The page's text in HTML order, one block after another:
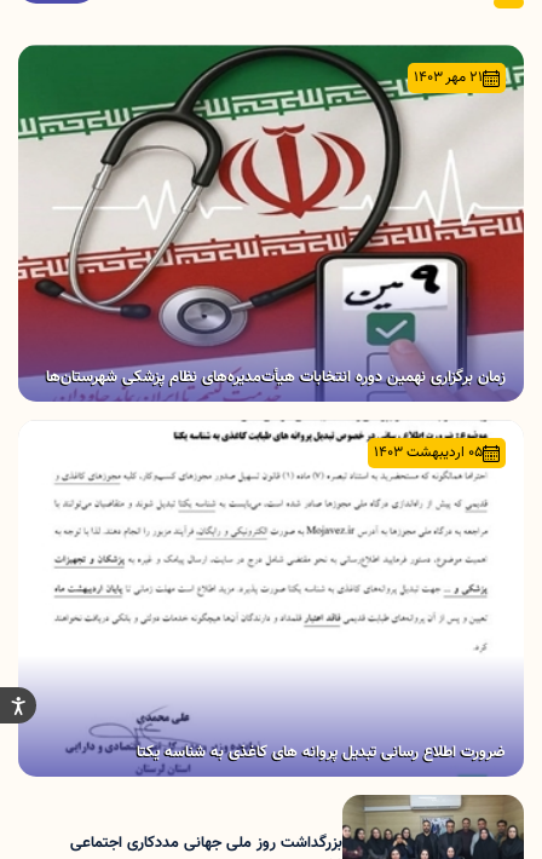
21 مهر 1403
زمان برگزاری نهمین دوره انتخابات هیأت‌مدیره‌های نظام پزشکی شهرستان‌ها
05 اردیبهشت 1403
ضرورت اطلاع رسانی تبدیل پروانه های کاغذی به شناسه یکتا
بزرگداشت روز ملی جهانی مددکاری اجتماعی